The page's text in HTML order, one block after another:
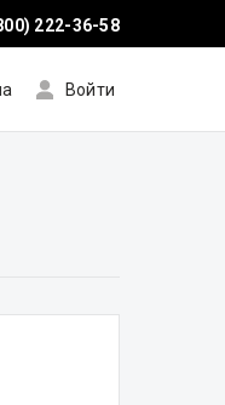
222-36-58
Войти